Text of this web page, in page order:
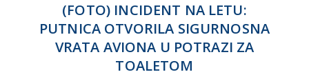
(FOTO) INCIDENT NA LETU:
PUTNICA OTVORILA SIGURNOSNA
VRATA AVIONA U POTRAZI ZA
TOALETOM